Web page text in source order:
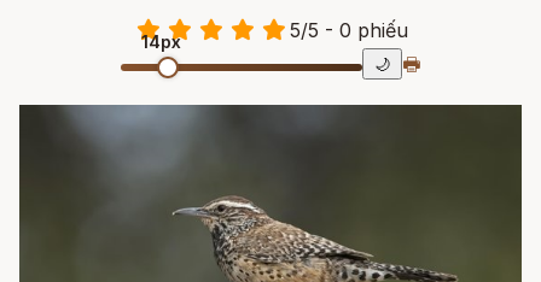
5/5 - 0 phiếu
14px
🌙 🖶